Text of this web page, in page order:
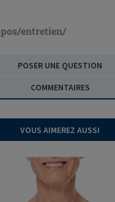
entretien/
POSER UNE QUESTION
COMMENTAIRES
VOUS AIMEREZ AUSSI